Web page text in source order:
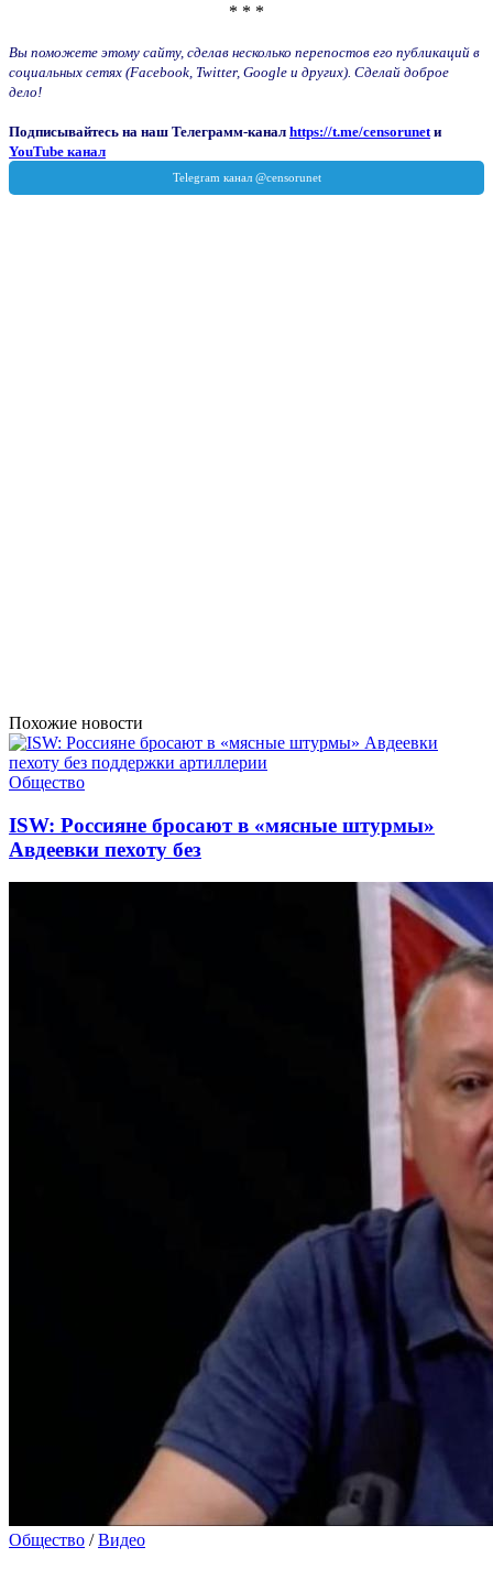
* * *
Вы поможете этому сайту, сделав несколько перепостов его публикаций в
социальных сетях (Facebook, Twitter, Google и других). Сделай доброе
дело!
Подписывайтесь на наш Телеграмм-канал https://t.me/censorunet и
YouTube канал
Похожие новости
Общество
ISW: Россияне бросают в «мясные штурмы»
Авдеевки пехоту без
Общество /Видео